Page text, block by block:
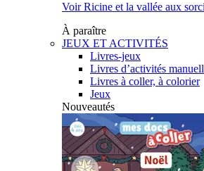
Voir Ricine et la vallée aux
À paraître
JEUX ET ACTIVITÉS
Livres-jeux
Livres d’activités
Livres à coller, à colorier
Jeux
Nouveautés